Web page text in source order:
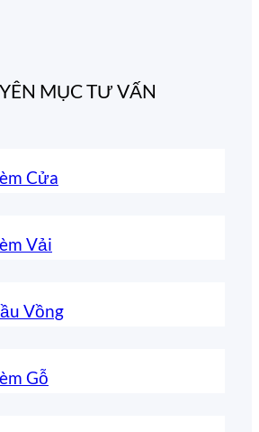
MỤC TƯ VẤN
Cửa
Vải
Vồng
Gỗ